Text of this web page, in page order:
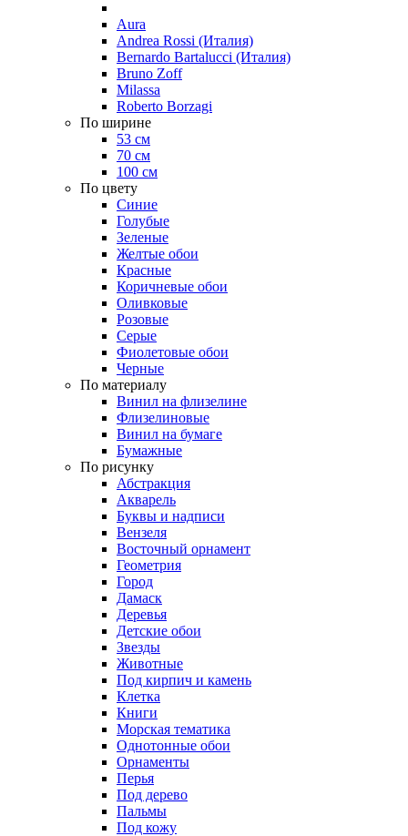
Aura
Andrea Rossi (Италия)
Bernardo Bartalucci (Италия)
Bruno Zoff
Milassa
Roberto Borzagi
По ширине
53 см
70 см
100 см
По цвету
Синие
Голубые
Зеленые
Желтые обои
Красные
Коричневые обои
Оливковые
Розовые
Серые
Фиолетовые обои
Черные
По материалу
Винил на флизелине
Флизелиновые
Винил на бумаге
Бумажные
По рисунку
Абстракция
Акварель
Буквы и надписи
Вензеля
Восточный орнамент
Геометрия
Город
Дамаск
Деревья
Детские обои
Звезды
Животные
Под кирпич и камень
Клетка
Книги
Морская тематика
Однотонные обои
Орнаменты
Перья
Под дерево
Пальмы
Под кожу